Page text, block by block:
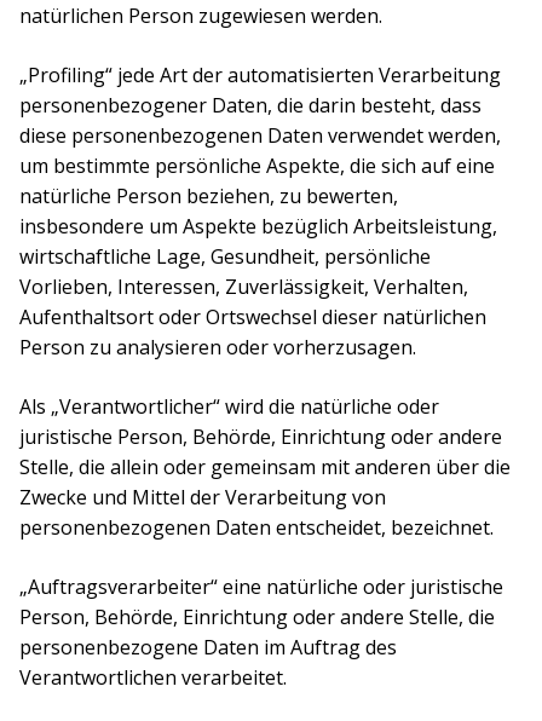
natürlichen Person zugewiesen werden.
„Profiling“ jede Art der automatisierten Verarbeitung
personenbezogener Daten, die darin besteht, dass
diese personenbezogenen Daten verwendet werden,
um bestimmte persönliche Aspekte, die sich auf eine
natürliche Person beziehen, zu bewerten,
insbesondere um Aspekte bezüglich Arbeitsleistung,
wirtschaftliche Lage, Gesundheit, persönliche
Vorlieben, Interessen, Zuverlässigkeit, Verhalten,
Aufenthaltsort oder Ortswechsel dieser natürlichen
Person zu analysieren oder vorherzusagen.
Als „Verantwortlicher“ wird die natürliche oder
juristische Person, Behörde, Einrichtung oder andere
Stelle, die allein oder gemeinsam mit anderen über die
Zwecke und Mittel der Verarbeitung von
personenbezogenen Daten entscheidet, bezeichnet.
„Auftragsverarbeiter“ eine natürliche oder juristische
Person, Behörde, Einrichtung oder andere Stelle, die
personenbezogene Daten im Auftrag des
Verantwortlichen verarbeitet.